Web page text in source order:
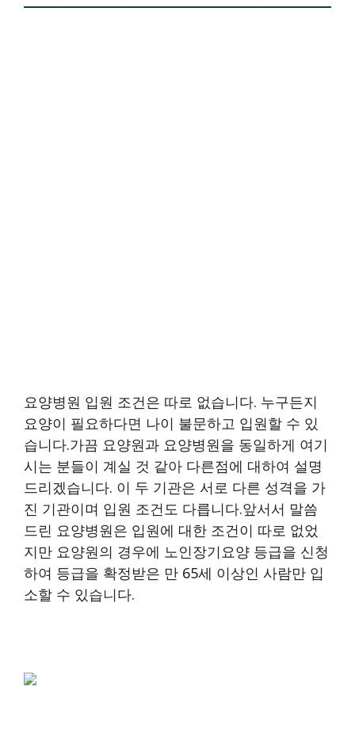
요양병원 입원 조건은 따로 없습니다. 누구든지
요양이 필요하다면 나이 불문하고 입원할 수 있
습니다.가끔 요양원과 요양병원을 동일하게 여기
시는 분들이 계실 것 같아 다른점에 대하여 설명
드리겠습니다. 이 두 기관은 서로 다른 성격을 가
진 기관이며 입원 조건도 다릅니다.앞서서 말씀
드린 요양병원은 입원에 대한 조건이 따로 없었
지만 요양원의 경우에 노인장기요양 등급을 신청
하여 등급을 확정받은 만 65세 이상인 사람만 입
소할 수 있습니다.